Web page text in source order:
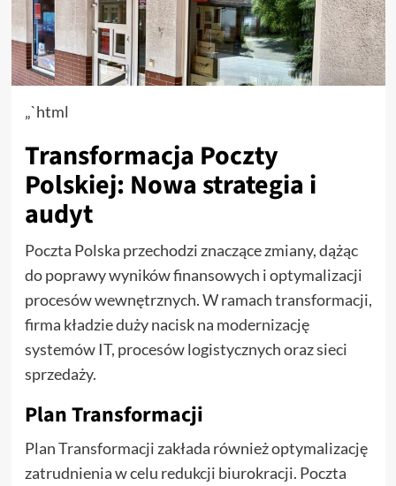
„`html
Transformacja Poczty
Polskiej: Nowa strategia i
audyt
Poczta Polska przechodzi znaczące zmiany, dążąc
do poprawy wyników finansowych i optymalizacji
procesów wewnętrznych. W ramach transformacji,
firma kładzie duży nacisk na modernizację
systemów IT, procesów logistycznych oraz sieci
sprzedaży.
Plan Transformacji
Plan Transformacji zakłada również optymalizację
zatrudnienia w celu redukcji biurokracji. Poczta